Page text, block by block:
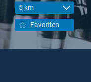
5 km
Favoriten